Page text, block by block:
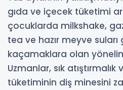
gıda ve içecek tüketimi
çocuklarda milkshake,
tea ve hazır meyve suları
kaçamaklara olan
Uzmanlar, sık
tüketiminin diş minesini